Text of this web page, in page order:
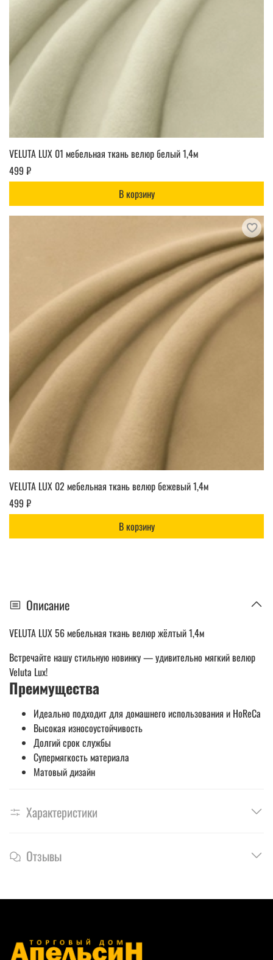
VELUTA LUX 01 мебельная ткань велюр белый 1,4м
499 ₽
В корзину
VELUTA LUX 02 мебельная ткань велюр бежевый 1,4м
499 ₽
В корзину
Описание
VELUTA LUX 56 мебельная ткань велюр жёлтый 1,4м
Встречайте нашу стильную новинку — удивительно мягкий велюр
Veluta Lux!
Преимущества
Идеально подходит для домашнего использования и HoReCa
Высокая износоустойчивость
Долгий срок службы
Супермягкость материала
Матовый дизайн
Характеристики
Отзывы